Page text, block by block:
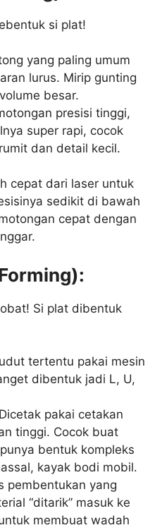
si plat!
yang paling umum
lurus. Mirip gunting
besar.
presisi tinggi,
super rapi, cocok
dan detail kecil.
cepat dari laser untuk
sedikit di bawah
cepat dengan
Si plat dibentuk
tertentu pakai mesin
dibentuk jadi L, U,
Dicetak pakai cetakan
tinggi. Cocok buat
bentuk kompleks
kayak bodi mobil.
pembentukan yang
“ditarik” masuk ke
membuat wadah